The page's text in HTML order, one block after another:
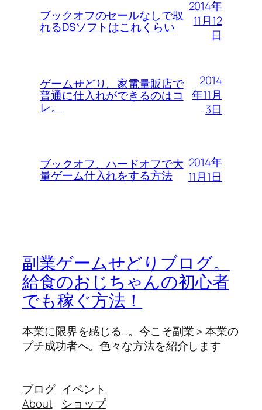
ブックオフのセールなしで取
れるDSソフトはこれくらい
2014年
11月12
日
ゲームせどり。家電量販店で
普通に仕入れができるのはコ
レ。
2014
年11月
3日
ブックオフ、ハードオフで大
量ゲーム仕入れをする方法
2014年
11月1日
副業ゲームせどりブログ。
給食のおじちゃんの初心者
でも稼ぐ方法！
本業に限界を感じる…。今こそ副業＞本業の
プチ成功者へ。色々な方法を紹介します
ブログ
About
イベント
ショップ